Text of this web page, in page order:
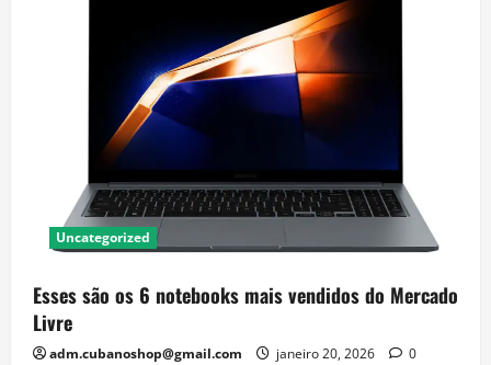
Uncategorized
Esses são os 6 notebooks mais vendidos do Mercado
Livre
adm.cubanoshop@gmail.com janeiro 20, 2026 0